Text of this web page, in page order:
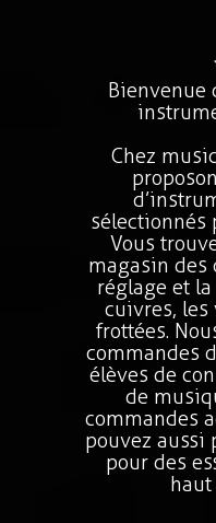
Bienvenue
Chez
sélectionnés
Vous
magasin des
réglage et
cuivres, les
frottées.
commandes
élèves de
de
commandes
pouvez aussi
pour des
haut